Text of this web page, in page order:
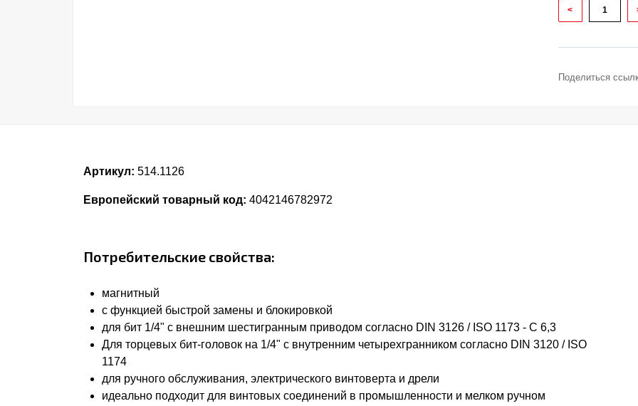
<
Поделиться
Артикул: 514.1126
Европейский товарный код: 4042146782972
Потребительские свойства:
магнитный
с функцией быстрой замены и блокировкой
для бит 1/4" с внешним шестигранным приводом согласно DIN 3126 / ISO 1173 - C 6,3
Для торцевых бит-головок на 1/4" с внутренним четырехгранником согласно DIN 3120 / ISO
1174
для ручного обслуживания, электрического винтоверта и дрели
идеально подходит для винтовых соединений в промышленности и мелком ручном